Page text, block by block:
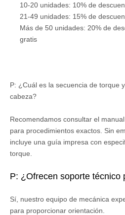
10-20 unidades: 10% de
21-49 unidades: 15% de
Más de 50 unidades: 20% de
gratis
P: ¿Cuál es la secuencia de torque
cabeza?
Recomendamos consultar el
para procedimientos exactos. Sin
incluye una guía impresa con
torque.
P: ¿Ofrecen soporte técnico
Sí, nuestro equipo de mecánica
para proporcionar orientación.